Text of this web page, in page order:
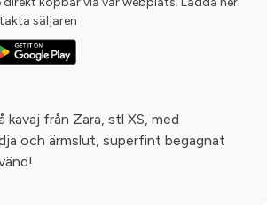
säljaren
kavaj från Zara, stl XS, med
och ärmslut, superfint begagnat